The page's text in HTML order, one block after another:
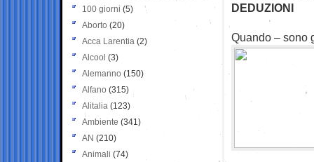
DEDUZIONI
Quando – sono
100 giorni (5)
Aborto (20)
Acca Larentia (2)
Alcool (3)
Alemanno (150)
Alfano (315)
Alitalia (123)
Ambiente (341)
AN (210)
Animali (74)